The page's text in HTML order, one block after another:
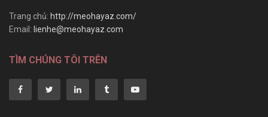
Trang chủ: http://meohayaz.com/
Email: lienhe@meohayaz.com
TÌM CHÚNG TÔI TRÊN